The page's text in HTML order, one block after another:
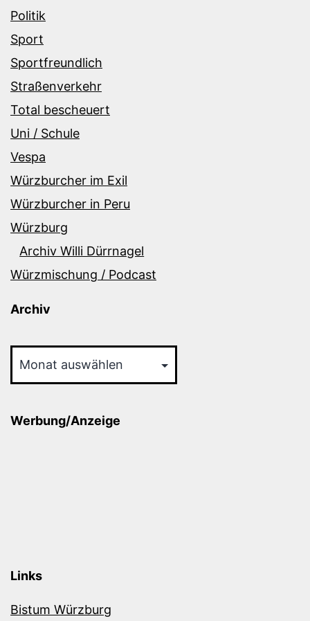
Politik
Sport
Sportfreundlich
Straßenverkehr
Total bescheuert
Uni / Schule
Vespa
Würzburcher im Exil
Würzburcher in Peru
Würzburg
Archiv Willi Dürrnagel
Würzmischung / Podcast
Archiv
Werbung/Anzeige
Links
Bistum Würzburg